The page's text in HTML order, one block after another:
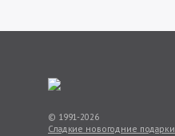
© 1991-2026
Сладкие новогодние подарки